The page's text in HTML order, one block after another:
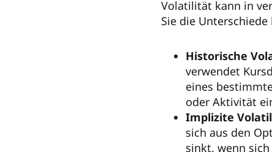
Volatilität kann in
Sie die
Historische
verwendet
eines
oder Aktivität
Implizite
sich aus den
sinkt, wenn